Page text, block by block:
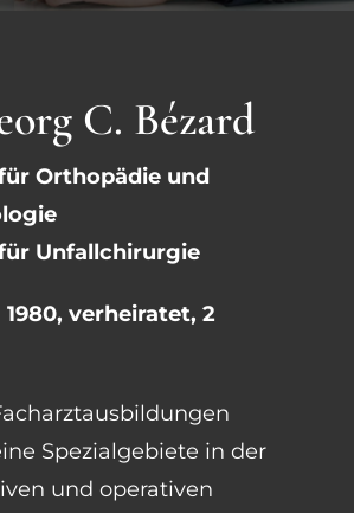
C. Bézard
Orthopädie und
Unfallchirurgie
verheiratet, 2
Spezialgebiete in der
und operativen